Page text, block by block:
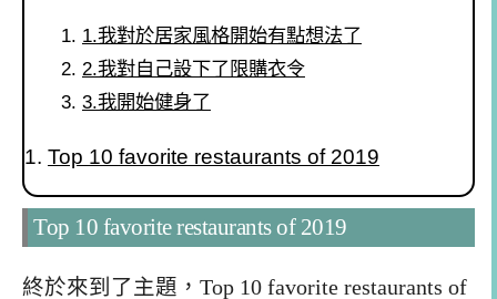
1.我對於居家風格開始有點想法了
2.我對自己設下了限購衣令
3.我開始健身了
Top 10 favorite restaurants of 2019
Top 10 favorite restaurants of 2019
終於來到了主題，Top 10 favorite restaurants of